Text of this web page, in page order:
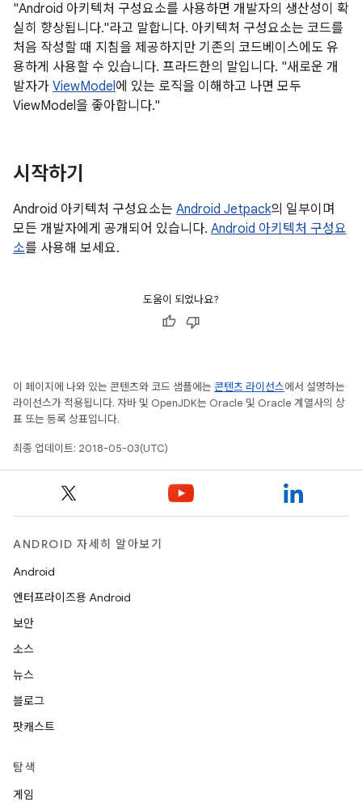
"Android 아키텍처 구성요소를 사용하면 개발자의 생산성이 확
실히 향상됩니다."라고 말합니다. 아키텍처 구성요소는 코드를
처음 작성할 때 지침을 제공하지만 기존의 코드베이스에도 유
용하게 사용할 수 있습니다. 프라드한의 말입니다. "새로운 개
발자가 ViewModel에 있는 로직을 이해하고 나면 모두
ViewModel을 좋아합니다."
시작하기
Android 아키텍처 구성요소는 Android Jetpack의 일부이며
모든 개발자에게 공개되어 있습니다. Android 아키텍처 구성요
소를 사용해 보세요.
도움이 되었나요?
이 페이지에 나와 있는 콘텐츠와 코드 샘플에는 콘텐츠 라이선스에서 설명하는
라이선스가 적용됩니다. 자바 및 OpenJDK는 Oracle 및 Oracle 계열사의 상
표 또는 등록 상표입니다.
최종 업데이트: 2018-05-03(UTC)
ANDROID 자세히 알아보기
Android
엔터프라이즈용 Android
보안
소스
뉴스
블로그
팟캐스트
탐색
게임